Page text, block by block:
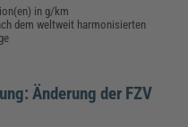
in g/km
dem weltweit harmonisierten
Änderung der FZV